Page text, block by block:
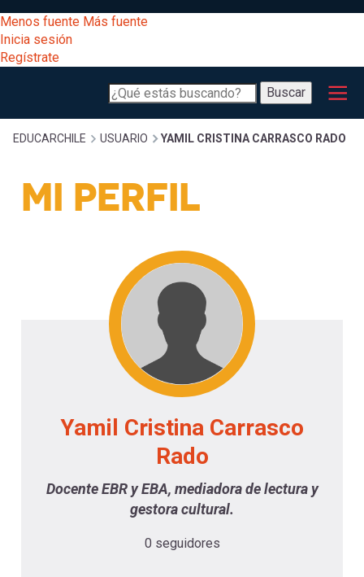
al
contenido
principal
[Educarchile
Escritorio]
Menú
Menos fuente Más fuente
Inicia sesión
Regístrate
Buscar
Buscar
Menú
principal
Desarrollo
Expand
Gestión
Expand
Comunidad
[Educarchile
Mobile]
Menú
Sobrescribir
enlaces
ayuda
navegación
EDUCARCHILE USUARIO YAMIL CRISTINA CARRASCO RADO
MI PERFIL
Yamil Cristina Carrasco
Rado
Docente EBR y EBA, mediadora de lectura y
gestora cultural.
0 seguidores